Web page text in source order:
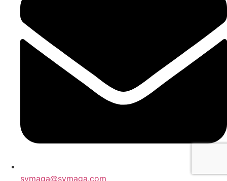
symaga@symaga.com